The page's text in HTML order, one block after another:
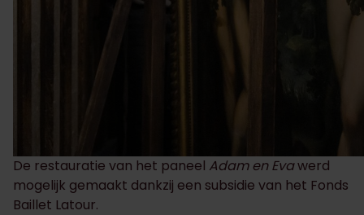
De restauratie van het paneel Adam en Evawerd
mogelijk gemaakt dankzij een subsidie van het Fonds
Baillet Latour.